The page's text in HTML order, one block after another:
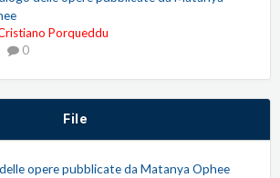
Porqueddu
0
File
opere pubblicate da Matanya Ophee